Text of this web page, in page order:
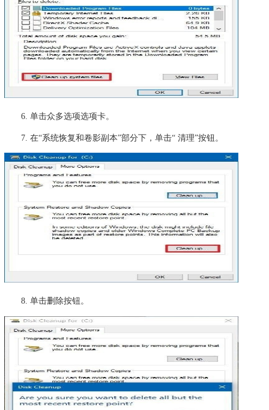
6. 单击众多选项选项卡。
7. 在“系统恢复和卷影副本”部分下，单击“ 清理”按钮。
8. 单击删除按钮。